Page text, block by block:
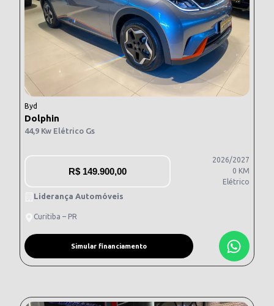
Byd
Dolphin
44,9 Kw Elétrico Gs
R$ 149.900,00
2026/2027
0 KM
Elétrico
Liderança Automóveis
Curitiba – PR
Simular financiamento